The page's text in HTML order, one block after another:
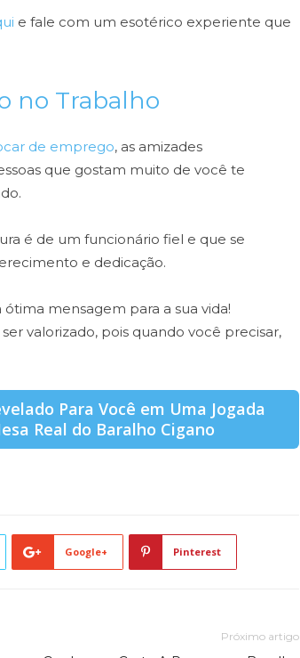
e fale com um esotérico experiente que
no Trabalho
de emprego, as amizades
que gostam muito de você te
é de um funcionário fiel e que se
e dedicação.
ótima mensagem para a sua vida!
valorizado, pois quando você precisar,
Para Você em Uma Jogada
Real do Baralho Cigano
Google+ Pinterest
Próximo artigo